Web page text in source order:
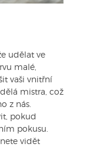
udělat ve
malé,
vaši vnitřní
mistra, což
z nás.
pokud
pokusu.
vidět